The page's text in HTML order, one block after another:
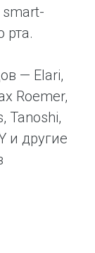
рта.
— Elari,
Roemer,
Tanoshi,
и другие